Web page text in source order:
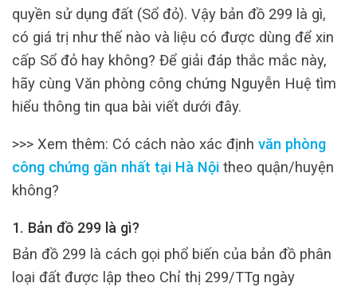
quyền sử dụng đất (Sổ đỏ). Vậy bản đồ 299 là gì,
có giá trị như thế nào và liệu có được dùng để xin
cấp Sổ đỏ hay không? Để giải đáp thắc mắc này,
hãy cùng Văn phòng công chứng Nguyễn Huệ tìm
hiểu thông tin qua bài viết dưới đây.
>>> Xem thêm: Có cách nào xác định văn phòng
công chứng gần nhất tại Hà Nội theo quận/huyện
không?
1. Bản đồ 299 là gì?
Bản đồ 299 là cách gọi phổ biến của bản đồ phân
loại đất được lập theo Chỉ thị 299/TTg ngày